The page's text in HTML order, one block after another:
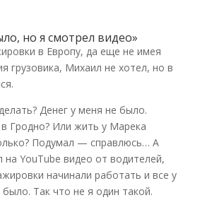
но я смотрел видео»
в Европу, да еще не имея
грузовика, Михаил не хотел, но в
Денег у меня не было.
Гродно? Или жить у Марека
Подумал — справлюсь… А
YouTube видео от водителей,
начинали работать и все у
Так что не я один такой.